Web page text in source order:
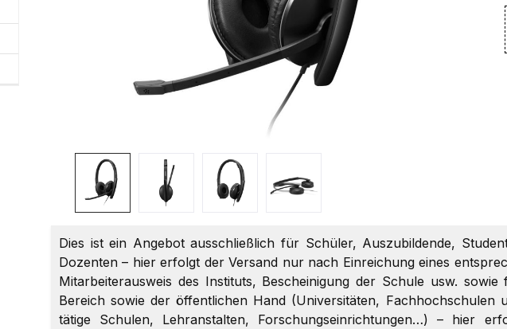
Dies ist ein Angebot ausschließlich für Schüler, Auszubildende,
Dozenten – hier erfolgt der Versand nur nach Einreichung eines
Mitarbeiterausweis des Instituts, Bescheinigung der Schule usw.
Bereich sowie der öffentlichen Hand (Universitäten, Fachhochschulen
tätige Schulen, Lehranstalten, Forschungseinrichtungen…) – hier